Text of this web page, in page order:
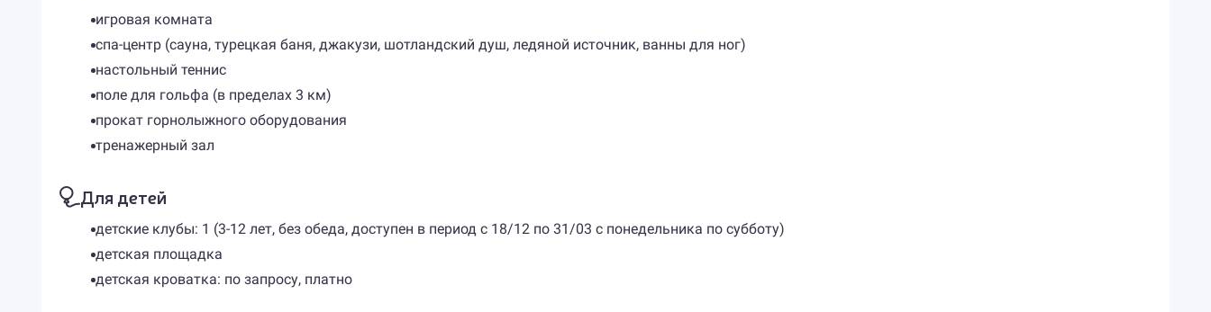
игровая комната
спа-центр (сауна, турецкая баня, джакузи, шотландский душ, ледяной источник, ванны для ног)
настольный теннис
поле для гольфа (в пределах 3 км)
прокат горнолыжного оборудования
тренажерный зал
Для детей
детские клубы: 1 (3-12 лет, без обеда, доступен в период с 18/12 по 31/03 с понедельника по субботу)
детская площадка
детская кроватка: по запросу, платно